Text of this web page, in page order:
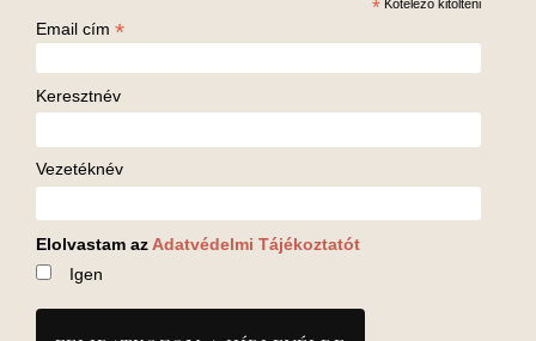
* Kötelező kitölteni
Email cím *
Keresztnév
Vezetéknév
Elolvastam az Adatvédelmi Tájékoztatót
Igen